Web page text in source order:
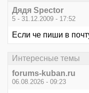
Дядя Speсtor
5 - 31.12.2009 - 17:52
Если че пиши в
Интересные темы
forums-kuban.ru
06.08.2026 - 09:23